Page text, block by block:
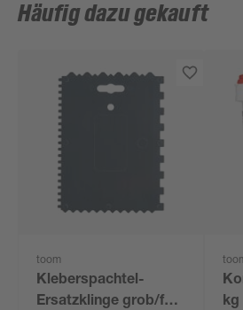
Häufig dazu gekauft
toom
Kleberspachtel-
Ersatzklinge grob/fein
kg